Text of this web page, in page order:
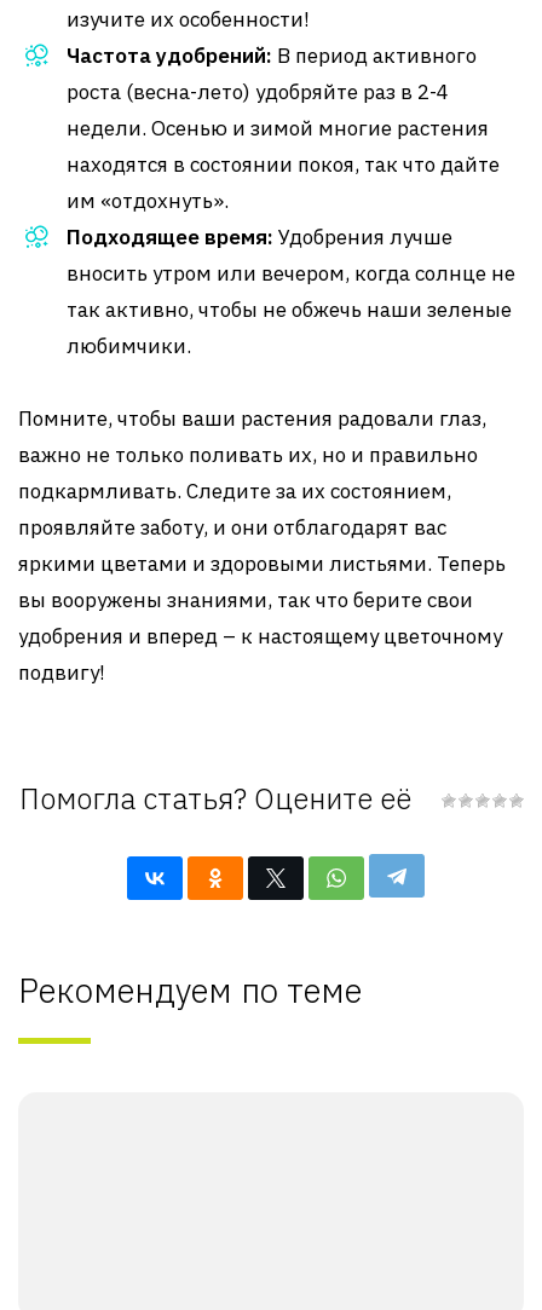
изучите их особенности!
Частота удобрений: В период активного
роста (весна-лето) удобряйте раз в 2-4
недели. Осенью и зимой многие растения
находятся в состоянии покоя, так что дайте
им «отдохнуть».
Подходящее время: Удобрения лучше
вносить утром или вечером, когда солнце не
так активно, чтобы не обжечь наши зеленые
любимчики.
Помните, чтобы ваши растения радовали глаз,
важно не только поливать их, но и правильно
подкармливать. Следите за их состоянием,
проявляйте заботу, и они отблагодарят вас
яркими цветами и здоровыми листьями. Теперь
вы вооружены знаниями, так что берите свои
удобрения и вперед – к настоящему цветочному
подвигу!
Помогла статья? Оцените её
Рекомендуем по теме